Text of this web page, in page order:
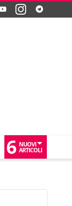
6 NUOVI
ARTICOLI